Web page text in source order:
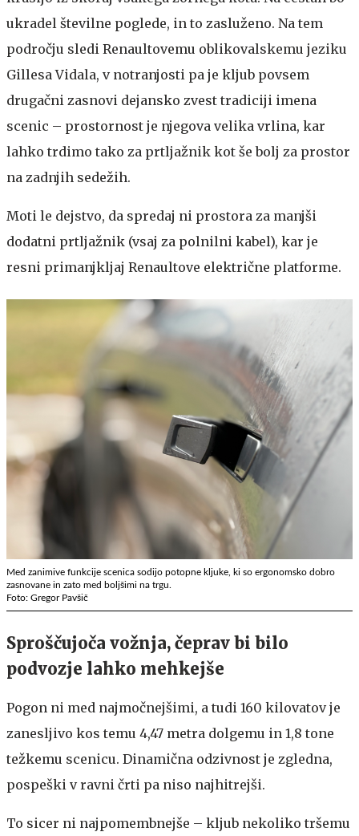
ukradel številne poglede, in to zasluženo. Na tem
področju sledi Renaultovemu oblikovalskemu jeziku
Gillesa Vidala, v notranjosti pa je kljub povsem
drugačni zasnovi dejansko zvest tradiciji imena
scenic – prostornost je njegova velika vrlina, kar
lahko trdimo tako za prtljažnik kot še bolj za prostor
na zadnjih sedežih.
Moti le dejstvo, da spredaj ni prostora za manjši
dodatni prtljažnik (vsaj za polnilni kabel), kar je
resni primanjkljaj Renaultove električne platforme.
Med zanimive funkcije scenica sodijo potopne kljuke, ki so ergonomsko dobro
zasnovane in zato med boljšimi na trgu.
Foto: Gregor Pavšič
Sproščujoča vožnja, čeprav bi bilo
podvozje lahko mehkejše
Pogon ni med najmočnejšimi, a tudi 160 kilovatov je
zanesljivo kos temu 4,47 metra dolgemu in 1,8 tone
težkemu scenicu. Dinamična odzivnost je zgledna,
pospeški v ravni črti pa niso najhitrejši.
To sicer ni najpomembnejše – kljub nekoliko tršemu